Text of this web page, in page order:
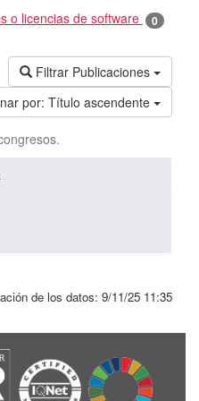
o licencias de software 0
Filtrar Publicaciones
por: Título ascendente
de los datos: 9/11/25 11:35